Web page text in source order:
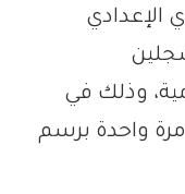
الإعدادي
وذلك في
واحدة برسم